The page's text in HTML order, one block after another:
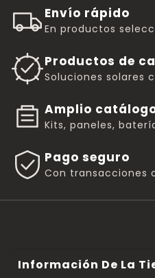
Envío rápido
En productos
Productos de
Soluciones solares
Amplio
Kits, paneles,
Pago seguro
Con transacciones
Información De La